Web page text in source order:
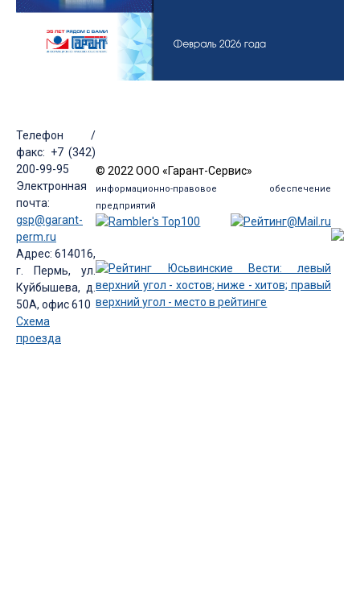
Телефон /
факс: +7 (342)
200-99-95
Электронная
почта:
gsp@garant-
perm.ru
Адрес: 614016,
г. Пермь, ул.
Куйбышева, д.
50А, офис 610
Схема
проезда
© 2022 ООО «Гарант-Сервис»
информационно-правовое обеспечение
предприятий